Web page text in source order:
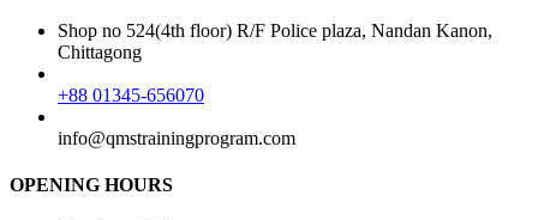
Shop no 524(4th floor) R/F Police plaza, Nandan Kanon,
Chittagong
+88 01345-656070
info@qmstrainingprogram.com
OPENING HOURS